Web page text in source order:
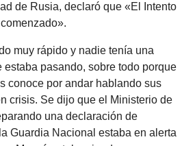
de Rusia, declaró que «El Intento
muy rápido y nadie tenía una
estaba pasando, sobre todo porque
conoce por andar hablando sus
crisis. Se dijo que el Ministerio de
una declaración de
Guardia Nacional estaba en alerta